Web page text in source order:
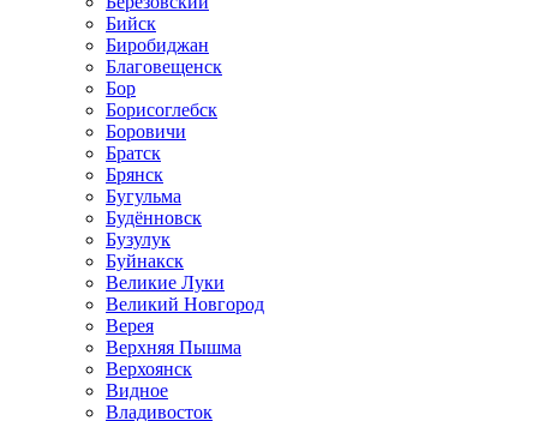
Бийск
Биробиджан
Благовещенск
Бор
Борисоглебск
Боровичи
Братск
Брянск
Бугульма
Будённовск
Бузулук
Буйнакск
Великие Луки
Великий Новгород
Верея
Верхняя Пышма
Верхоянск
Видное
Владивосток